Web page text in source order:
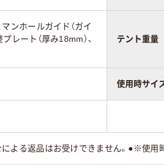
マンホールガイド（ガイ
レート（厚み18mm）、
テント重量
使用時サイズ
による返品はお受けできません。●※使用